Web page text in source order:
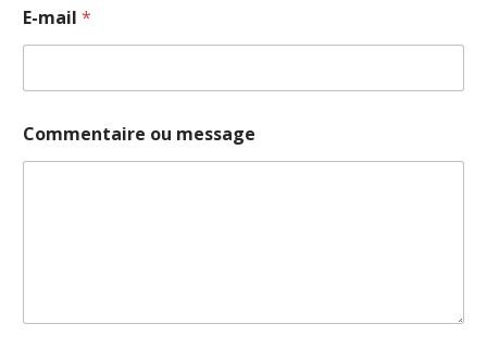
E-mail *
Commentaire ou message